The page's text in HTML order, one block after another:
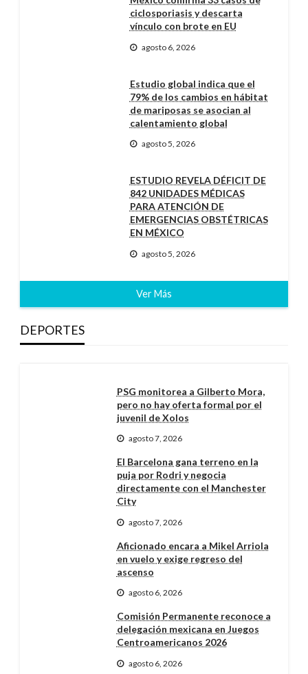
ciclosporiasis y descarta
vínculo con brote en EU
agosto 6, 2026
Estudio global indica que el
79% de los cambios en hábitat
de mariposas se asocian al
calentamiento global
agosto 5, 2026
ESTUDIO REVELA DÉFICIT DE
842 UNIDADES MÉDICAS
PARA ATENCIÓN DE
EMERGENCIAS OBSTÉTRICAS
EN MÉXICO
agosto 5, 2026
Ver Más
DEPORTES
PSG monitorea a Gilberto Mora,
pero no hay oferta formal por el
juvenil de Xolos
agosto 7, 2026
El Barcelona gana terreno en la
puja por Rodri y negocia
directamente con el Manchester
City
agosto 7, 2026
Aficionado encara a Mikel Arriola
en vuelo y exige regreso del
ascenso
agosto 6, 2026
Comisión Permanente reconoce a
delegación mexicana en Juegos
Centroamericanos 2026
agosto 6, 2026